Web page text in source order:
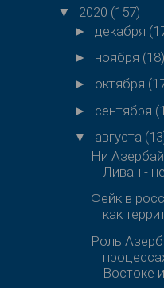
▼ 2020 (157)
►декабря
► ноября (18)
► октября
► сентября
▼ августа
Ни
Ливан -
Фейк в
как
Роль
Востоке и...